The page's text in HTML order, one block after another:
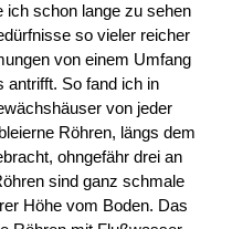
ich schon lange zu sehen
so vieler reicher
von einem Umfang
antrifft. So fand ich in
von jeder
Röhren, längs dem
ohngefähr drei an
sind ganz schmale
Höhe vom Boden. Das